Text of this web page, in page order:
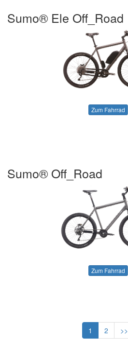
Sumo® Ele Off_Road
Zum Fahrrad
Sumo® Off_Road
Zum Fahrrad
1 2 >>